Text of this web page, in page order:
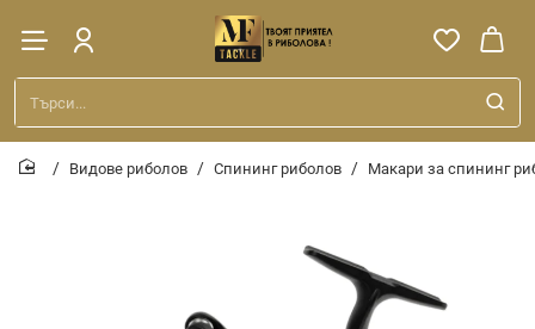
Търси...
Видове риболов Спининг риболов Макари за спининг